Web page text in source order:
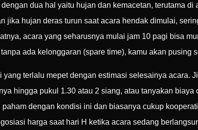
dua hal yaitu hujan dan kemacetan, terutama di
hujan deras turun saat acara hendak dimulai,
acara yang seharusnya mulai jam 10 pagi bisa
ada kelonggaran (spare time), kamu akan pusing
terlalu mepet dengan estimasi selesainya acara.
hingga pukul 1.30 atau 2 siang, atau tanyakan biaya
paham dengan kondisi ini dan biasanya cukup
harga saat hari H ketika acara sedang